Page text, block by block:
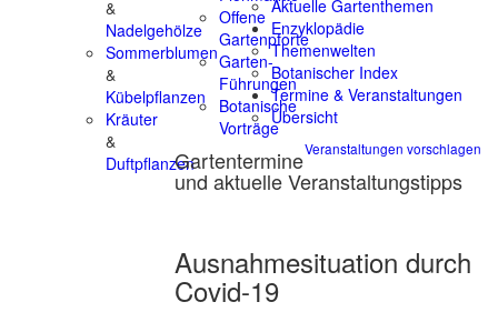
&
Nadelgehölze
Sommerblumen
&
Kübelpflanzen
Kräuter
&
Duftpflanzen
Offene
Gartenpforte
Garten-
Führungen
Botanische
Vorträge
Veranstaltungen vorschlagen
Gartentermine
und aktuelle Veranstaltungstipps
Ausnahmesituation durch
Covid-19
Aktuelle Gartenthemen
Enzyklopädie
Themenwelten
Botanischer Index
Termine & Veranstaltungen
Übersicht